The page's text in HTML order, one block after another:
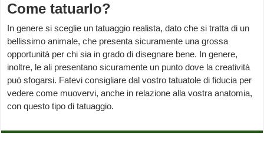
Come tatuarlo?
In genere si sceglie un tatuaggio realista, dato che si tratta di un
bellissimo animale, che presenta sicuramente una grossa
opportunità per chi sia in grado di disegnare bene. In genere,
inoltre, le ali presentano sicuramente un punto dove la creatività
può sfogarsi. Fatevi consigliare dal vostro tatuatole di fiducia per
vedere come muovervi, anche in relazione alla vostra anatomia,
con questo tipo di tatuaggio.